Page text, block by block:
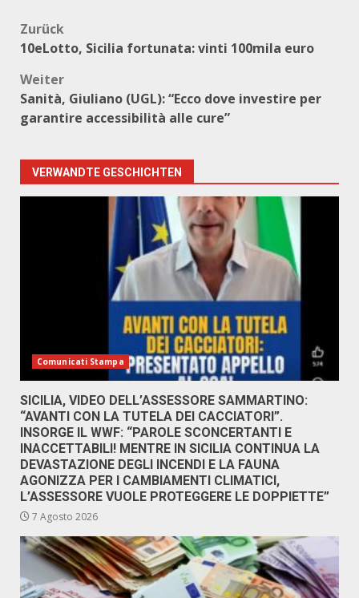
Beitragsnavigation
Zurück
10eLotto, Sicilia fortunata: vinti 100mila euro
Weiter
Sanità, Giuliano (UGL): “Ecco dove investire per
garantire accessibilità alle cure”
VERWANDTE GESCHICHTEN
Comunicati Stampa
SICILIA, VIDEO DELL’ASSESSORE SAMMARTINO:
“AVANTI CON LA TUTELA DEI CACCIATORI”.
INSORGE IL WWF: “PAROLE SCONCERTANTI E
INACCETTABILI! MENTRE IN SICILIA CONTINUA LA
DEVASTAZIONE DEGLI INCENDI E LA FAUNA
AGONIZZA PER I CAMBIAMENTI CLIMATICI,
L’ASSESSORE VUOLE PROTEGGERE LE DOPPIETTE”
7 Agosto 2026